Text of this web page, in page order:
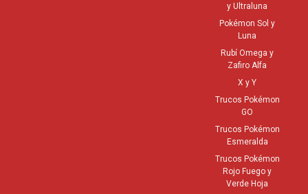
y Ultraluna
Pokémon Sol y
Luna
Rubí Omega y
Zafiro Alfa
X y Y
Trucos Pokémon
GO
Trucos Pokémon
Esmeralda
Trucos Pokémon
Rojo Fuego y
Verde Hoja